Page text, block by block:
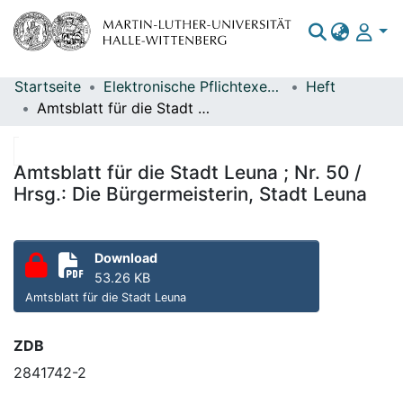
Bereiche & Sammlungen
Statistiken
Startseite Elektronische Pflichtexemplare
Heft
Amtsblatt für die Stadt Leuna ; Nr. 50 / Hrsg.: Die Bürgermeisterin, Stadt Leuna
Amtsblatt für die Stadt Leuna ; Nr. 50 /
Hrsg.: Die Bürgermeisterin, Stadt Leuna
Download
53.26 KB
Amtsblatt für die Stadt Leuna
ZDB
2841742-2